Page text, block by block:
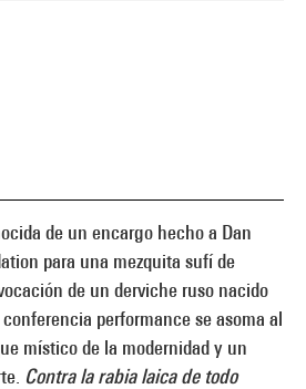
de un encargo hecho a Dan
para una mezquita sufí de
de un derviche ruso nacido
performance se asoma al
místico de la modernidad y un
Contra la rabia laica de todo